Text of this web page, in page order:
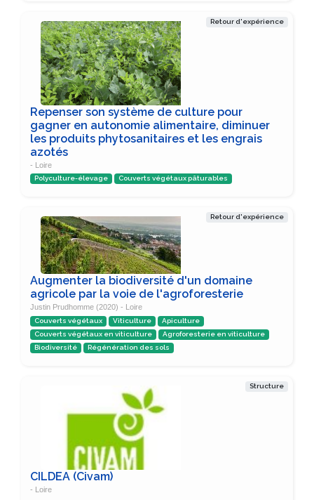
Retour d'expérience
Repenser son système de culture pour
gagner en autonomie alimentaire, diminuer
les produits phytosanitaires et les engrais
azotés
- Loire
Polyculture-élevage Couverts végétaux pâturables
Retour d'expérience
Augmenter la biodiversité d'un domaine
agricole par la voie de l'agroforesterie
Justin Prudhomme (2020) - Loire
Couverts végétaux Viticulture
Apiculture
Couverts végétaux en viticulture
Agroforesterie en viticulture
Biodiversité
Régénération des sols
Structure
CILDEA (Civam)
- Loire